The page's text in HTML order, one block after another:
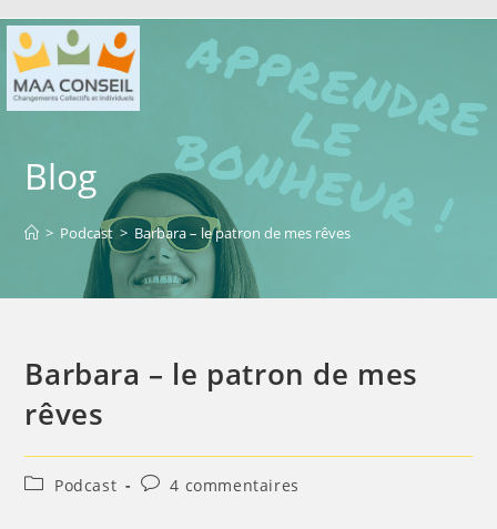
Blog
> Podcast > Barbara – le patron de mes rêves
Barbara – le patron de mes
rêves
Podcast 4 commentaires